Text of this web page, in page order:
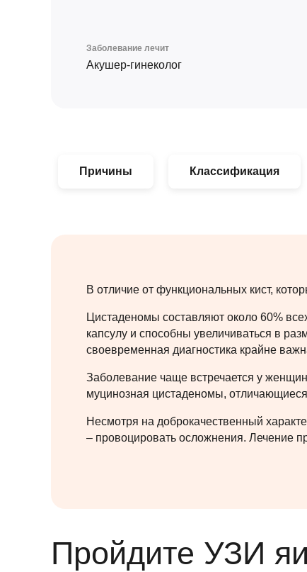
Заболевание лечит
Акушер-гинеколог
Причины Классификация
В отличие от функциональных кист,
Цистаденомы составляют около 60%
капсулу и способны увеличиваться в
своевременная диагностика крайне
Заболевание чаще встречается у
муцинозная цистаденомы,
Несмотря на доброкачественный
– провоцировать осложнения. Лечение
Пройдите УЗИ